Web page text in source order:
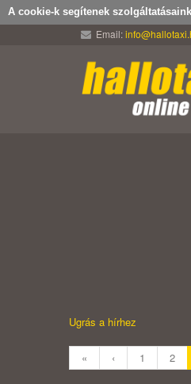
A cookie-k segítenek
Email:
Ugrás a hírhez
« ‹ 1 2